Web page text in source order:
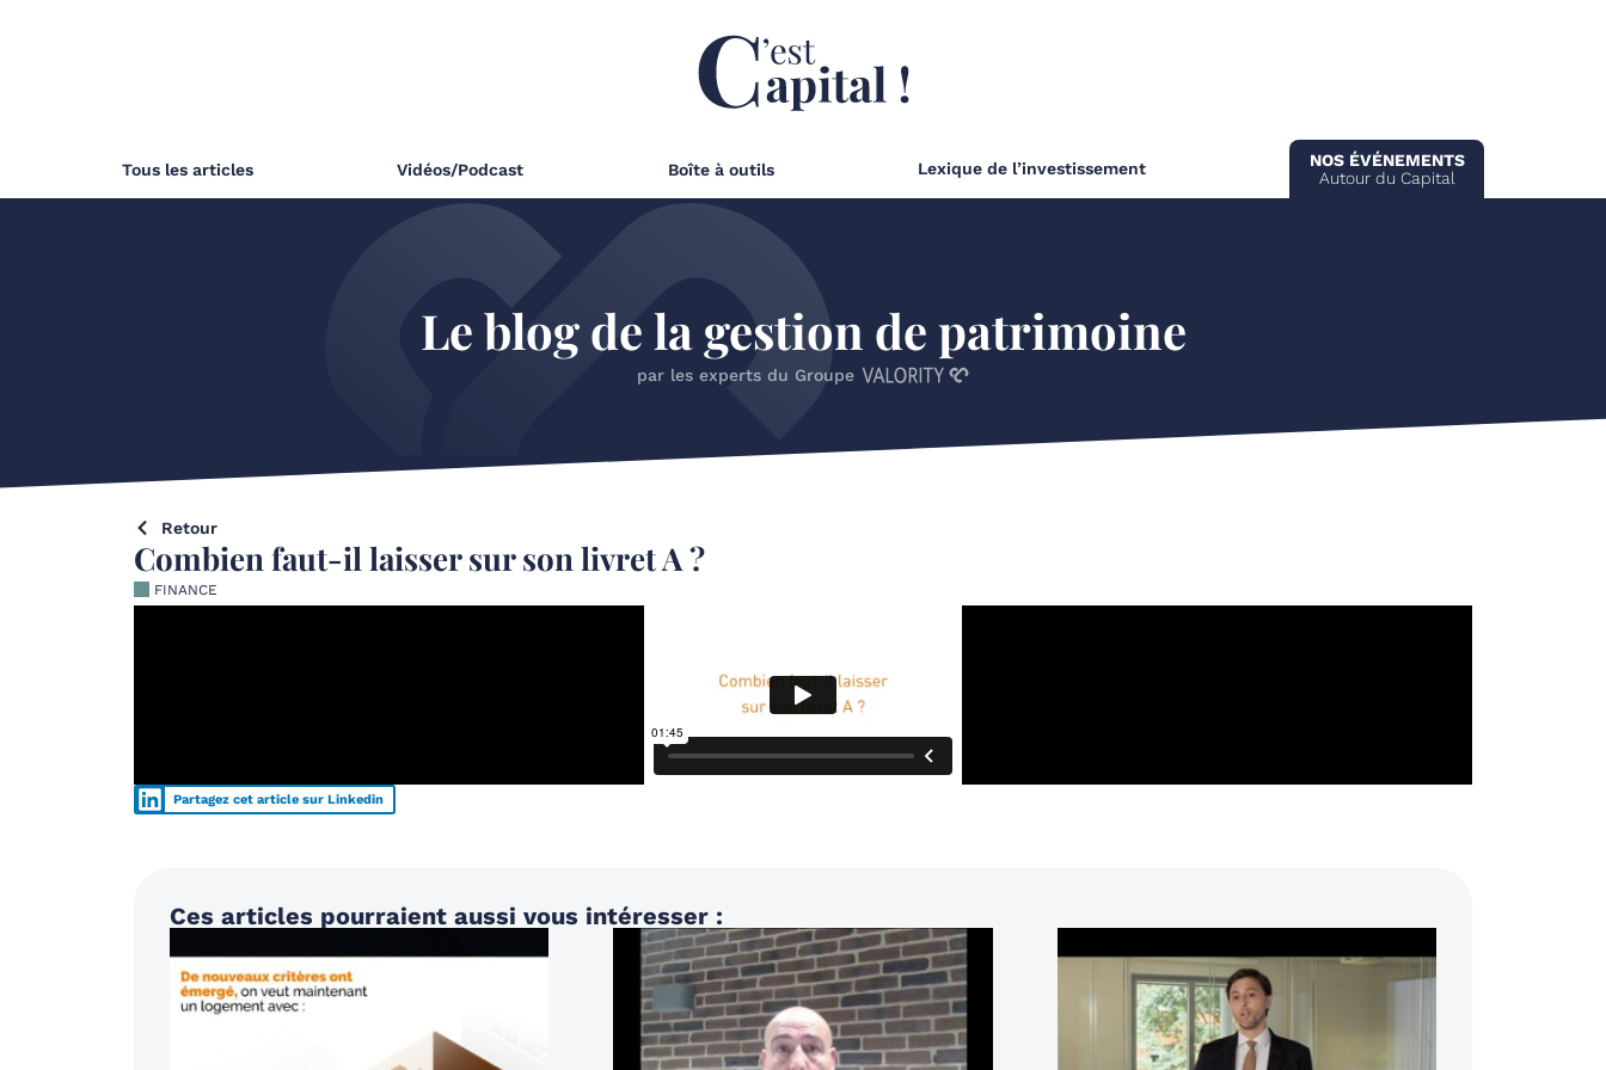
Tous les articles Vidéos/Podcast Boîte à outils Lexique de l’investissement
NOS ÉVÉNEMENTS
Autour du Capital
Le blog de la gestion de patrimoine
par les experts du Groupe
Retour
Combien faut-il laisser sur son livret A ?
FINANCE
Partagez cet article sur Linkedin
Ces articles pourraient aussi vous intéresser :